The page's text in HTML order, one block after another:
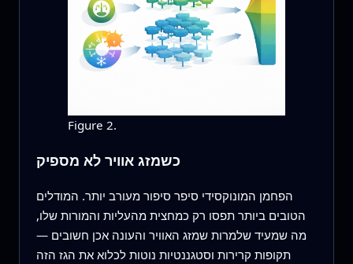
Figure 2.
כשמזג אוויר לא מספיק
הפחמן המונוקסידי סיפר סיפור מעורב יותר. המודלים
הטובים ביותר תפסו רק כמחצית מהעליות והמורות שלו,
מה שמעיד שלמרות שמזג האוויר והעונה אכן חשובים —
תקופות קרירות וסטגננטיות נוטות לכלוא את הגז הזה